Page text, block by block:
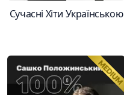
Сучасні Хіти Українською